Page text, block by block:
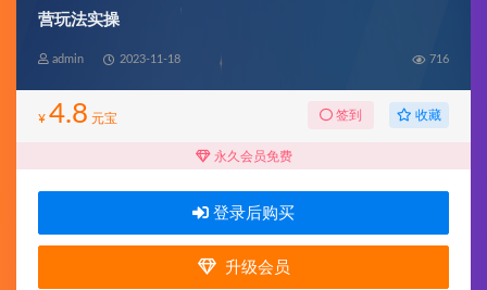
营玩法实操
admin 2023-11-18 716
¥ 4.8 元宝 签到 收藏
永久会员免费
登录后购买
升级会员